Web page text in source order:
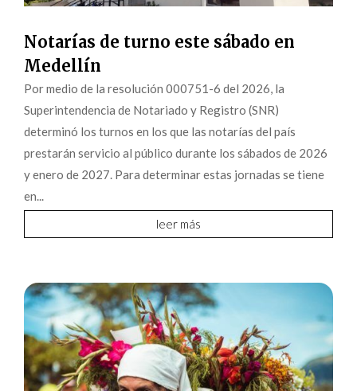
Notarías de turno este sábado en
Medellín
Por medio de la resolución 000751-6 del 2026, la
Superintendencia de Notariado y Registro (SNR)
determinó los turnos en los que las notarías del país
prestarán servicio al público durante los sábados de 2026
y enero de 2027. Para determinar estas jornadas se tiene
en...
leer más